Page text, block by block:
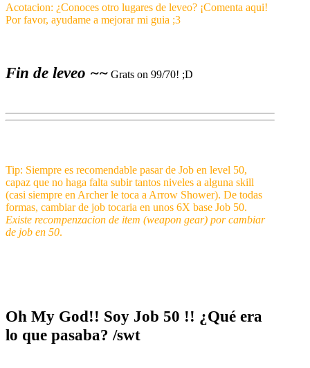
Acotacion: ¿Conoces otro lugares de leveo? ¡Comenta aqui!
Por favor, ayudame a mejorar mi guia ;3
Fin de leveo ~~ Grats on 99/70! ;D
Tip: Siempre es recomendable pasar de Job en level 50,
capaz que no haga falta subir tantos niveles a alguna skill
(casi siempre en Archer le toca a Arrow Shower). De todas
formas, cambiar de job tocaria en unos 6X base Job 50.
Existe recompenzacion de item (weapon gear) por cambiar
de job en 50.
Oh My God!! Soy Job 50 !! ¿Qué era
lo que pasaba? /swt